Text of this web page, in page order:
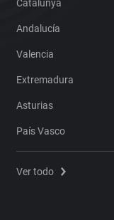
Catalunya
Andalucía
Valencia
Extremadura
Asturias
País Vasco
Ver todo